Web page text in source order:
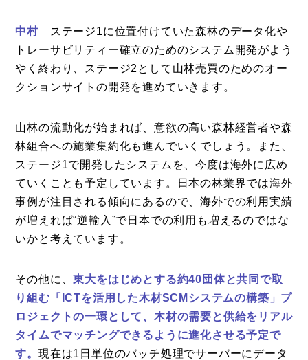
中村 ステージ1に位置付けていた森林のデータ化や
トレーサビリティー確立のためのシステム開発がよう
やく終わり、ステージ2として山林売買のためのオー
クションサイトの開発を進めていきます。
山林の流動化が始まれば、意欲の高い森林経営者や森
林組合への施業集約化も進んでいくでしょう。また、
ステージ1で開発したシステムを、今度は海外に広め
ていくことも予定しています。日本の林業界では海外
事例が注目される傾向にあるので、海外での利用実績
が増えれば“逆輸入”で日本での利用も増えるのではな
いかと考えています。
その他に、東大をはじめとする約40団体と共同で取
り組む「ICTを活用した木材SCMシステムの構築」プ
ロジェクトの一環として、木材の需要と供給をリアル
タイムでマッチングできるように進化させる予定で
す。 現在は1日単位のバッチ処理でサーバーにデータ